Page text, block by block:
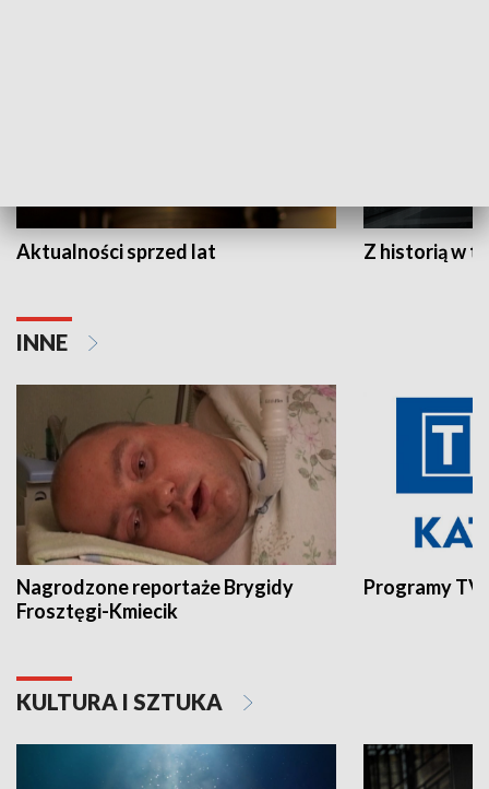
Aktualności sprzed lat Z historią w
INNE
Nagrodzone reportaże Brygidy
Frosztęgi-Kmiecik
Programy
KULTURA I SZTUKA